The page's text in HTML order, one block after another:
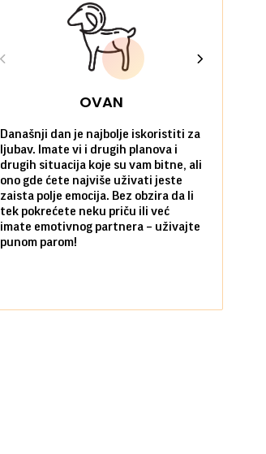
OVAN
Današnji dan je najbolje iskoristiti za
ljubav. Imate vi i drugih planova i
drugih situacija koje su vam bitne, ali
ono gde ćete najviše uživati jeste
zaista polje emocija. Bez obzira da li
tek pokrećete neku priču ili već
imate emotivnog partnera – uživajte
punom parom!